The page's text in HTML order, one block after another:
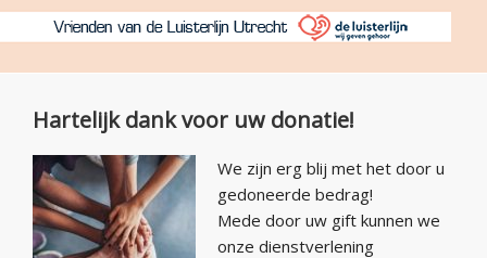
Hartelijk dank voor uw donatie!
We zijn erg blij met het door u
gedoneerde bedrag!
Mede door uw gift kunnen we
onze dienstverlening